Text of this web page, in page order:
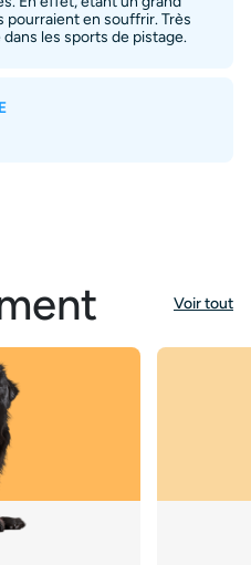
pourraient en souffrir. Très
les sports de pistage.
Voir tout